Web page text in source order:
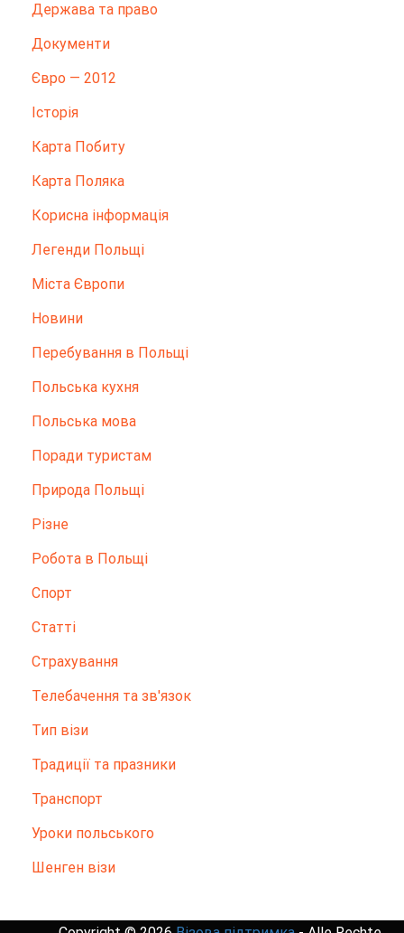
Держава та право
Документи
Євро — 2012
Історія
Карта Побиту
Карта Поляка
Корисна інформація
Легенди Польщі
Міста Європи
Новини
Перебування в Польщі
Польська кухня
Польська мова
Поради туристам
Природа Польщі
Різне
Робота в Польщі
Спорт
Статті
Страхування
Телебачення та зв'язок
Тип візи
Традиції та празники
Транспорт
Уроки польського
Шенген візи